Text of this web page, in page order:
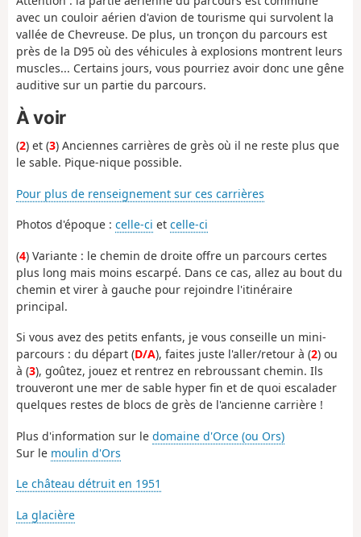
avec un couloir aérien d'avion de tourisme qui survolent la
vallée de Chevreuse. De plus, un tronçon du parcours est
près de la D95 où des véhicules à explosions montrent leurs
muscles... Certains jours, vous pourriez avoir donc une gêne
auditive sur un partie du parcours.
À voir
(2) et (3) Anciennes carrières de grès où il ne reste plus que
le sable. Pique-nique possible.
Pour plus de renseignement sur ces carrières
Photos d'époque : celle-ci et celle-ci
(4) Variante : le chemin de droite offre un parcours certes
plus long mais moins escarpé. Dans ce cas, allez au bout du
chemin et virer à gauche pour rejoindre l'itinéraire
principal.
Si vous avez des petits enfants, je vous conseille un mini-
parcours : du départ (D/A), faites juste l'aller/retour à (2) ou
à (3), goûtez, jouez et rentrez en rebroussant chemin. Ils
trouveront une mer de sable hyper fin et de quoi escalader
quelques restes de blocs de grès de l'ancienne carrière !
Plus d'information sur le domaine d'Orce (ou Ors)
Sur le moulin d'Ors
Le château détruit en 1951
La glacière